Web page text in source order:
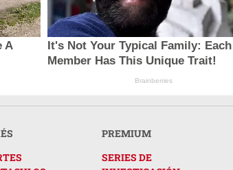
A
It's Not Your Typical Family: Each
Member Has This Unique Trait!
Brainberries
PREMIUM
SERIES DE